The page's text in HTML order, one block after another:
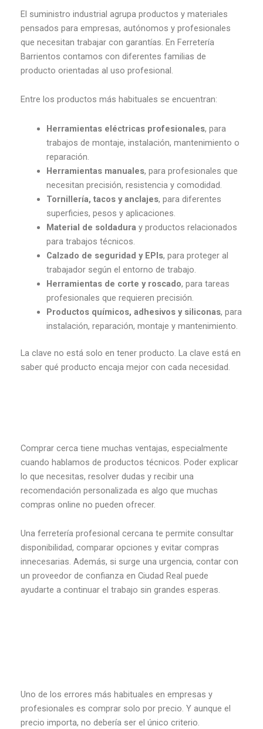
El suministro industrial agrupa productos y materiales
pensados para empresas, autónomos y profesionales
que necesitan trabajar con garantías. En Ferretería
Barrientos contamos con diferentes familias de
producto orientadas al uso profesional.
Entre los productos más habituales se encuentran:
Herramientas eléctricas profesionales, para
trabajos de montaje, instalación, mantenimiento o
reparación.
Herramientas manuales, para profesionales que
necesitan precisión, resistencia y comodidad.
Tornillería, tacos y anclajes, para diferentes
superficies, pesos y aplicaciones.
Material de soldaduray productos relacionados
para trabajos técnicos.
Calzado de seguridad y EPIs, para proteger al
trabajador según el entorno de trabajo.
Herramientas de corte y roscado, para tareas
profesionales que requieren precisión.
Productos químicos, adhesivos y siliconas, para
instalación, reparación, montaje y mantenimiento.
La clave no está solo en tener producto. La clave está en
saber qué producto encaja mejor con cada necesidad.
Comprar cerca tiene muchas ventajas, especialmente
cuando hablamos de productos técnicos. Poder explicar
lo que necesitas, resolver dudas y recibir una
recomendación personalizada es algo que muchas
compras online no pueden ofrecer.
Una ferretería profesional cercana te permite consultar
disponibilidad, comparar opciones y evitar compras
innecesarias. Además, si surge una urgencia, contar con
un proveedor de confianza en Ciudad Real puede
ayudarte a continuar el trabajo sin grandes esperas.
Uno de los errores más habituales en empresas y
profesionales es comprar solo por precio. Y aunque el
precio importa, no debería ser el único criterio.